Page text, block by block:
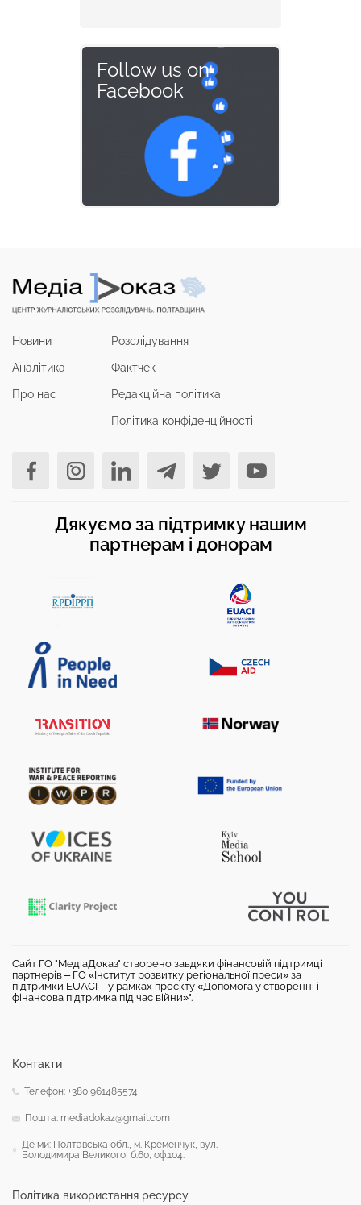
Follow us on
Facebook
Новини
Аналітика
Про нас
Розслідування
Фактчек
Редакційна політика
Політика конфіденційності
Дякуємо за підтримку нашим
партнерам і донорам
Сайт ГО "МедіаДоказ" створено завдяки фінансовій підтримці
партнерів – ГО «Інститут розвитку регіональної преси» за
підтримки EUACI – у рамках проєкту «Допомога у створенні і
фінансова підтримка під час війни»".
Політика використання ресурсу
Контакти
Телефон: +380 961485574
Пошта: mediadokaz@gmail.com
Де ми: Полтавська обл., м. Кременчук, вул.
Володимира Великого, б.60, оф.104.